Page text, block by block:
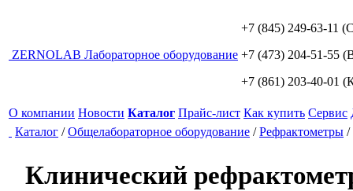
ZERNOLAB Лабораторное оборудование
+7 (845) 249-63-11
+7 (473) 204-51-55
+7 (861) 203-40-01
О компании Новости Каталог Прайс-лист Как купить Сервис
Каталог /Общелабораторное оборудование /Рефрактометры /
Клинический